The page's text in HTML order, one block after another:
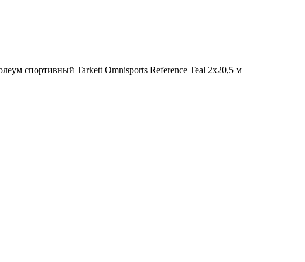
спортивный Tarkett Omnisports Reference Teal 2x20,5 м